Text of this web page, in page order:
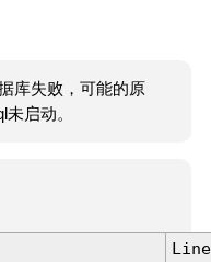
库失败，可能的原
启动。
Line